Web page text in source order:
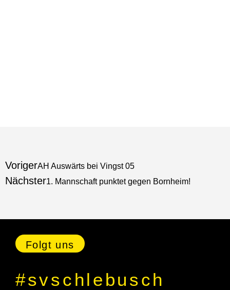
VorigerAH Auswärts bei Vingst 05
Nächster1. Mannschaft punktet gegen Bornheim!
Folgt uns
#svschlebusch